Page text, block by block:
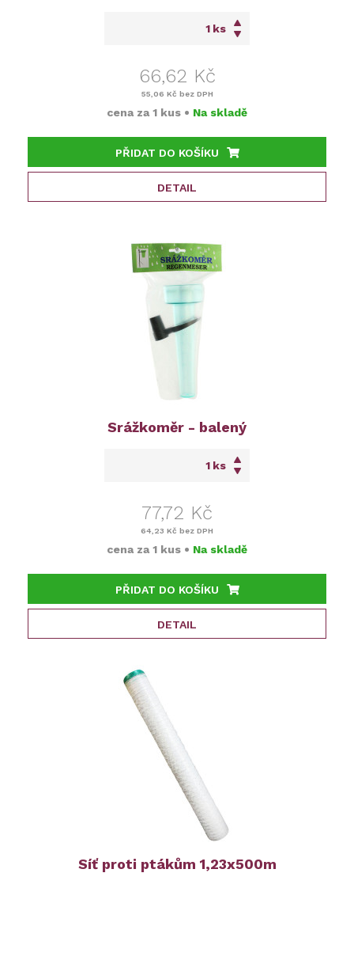
ks
66,62 Kč
55,06 Kč bez DPH
cena za 1 kus • Na skladě
PŘIDAT DO KOŠÍKU
DETAIL
Srážkoměr - balený
ks
77,72 Kč
64,23 Kč bez DPH
cena za 1 kus • Na skladě
PŘIDAT DO KOŠÍKU
DETAIL
Síť proti ptákům 1,23x500m